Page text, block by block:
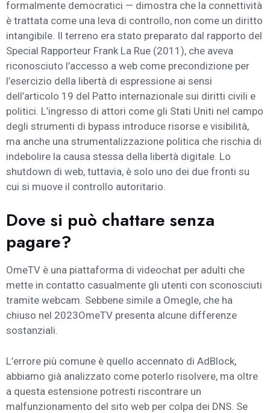
formalmente democratici — dimostra che la connettività
è trattata come una leva di controllo, non come un diritto
intangibile. Il terreno era stato preparato dal rapporto del
Special Rapporteur Frank La Rue (2011), che aveva
riconosciuto l’accesso a web come precondizione per
l’esercizio della libertà di espressione ai sensi
dell’articolo 19 del Patto internazionale sui diritti civili e
politici. L’ingresso di attori come gli Stati Uniti nel campo
degli strumenti di bypass introduce risorse e visibilità,
ma anche una strumentalizzazione politica che rischia di
indebolire la causa stessa della libertà digitale. Lo
shutdown di web, tuttavia, è solo uno dei due fronti su
cui si muove il controllo autoritario.
Dove si può chattare senza
pagare?
OmeTV è una piattaforma di videochat per adulti che
mette in contatto casualmente gli utenti con sconosciuti
tramite webcam. Sebbene simile a Omegle, che ha
chiuso nel 2023OmeTV presenta alcune differenze
sostanziali.
L’errore più comune è quello accennato di AdBlock,
abbiamo già analizzato come poterlo risolvere, ma oltre
a questa estensione potresti riscontrare un
malfunzionamento del sito web per colpa dei DNS. Se